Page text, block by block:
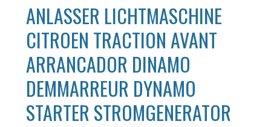
ANLASSER LICHTMASCHINE
CITROEN TRACTION AVANT
ARRANCADOR DINAMO
DEMMARREUR DYNAMO
STARTER STROMGENERATOR